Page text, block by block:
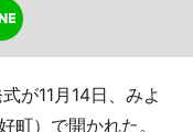
が11月14日、みよ
町）で開かれた。